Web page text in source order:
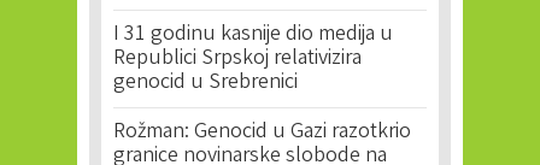
I 31 godinu kasnije dio medija u
Republici Srpskoj relativizira
genocid u Srebrenici
Rožman: Genocid u Gazi razotkrio
granice novinarske slobode na